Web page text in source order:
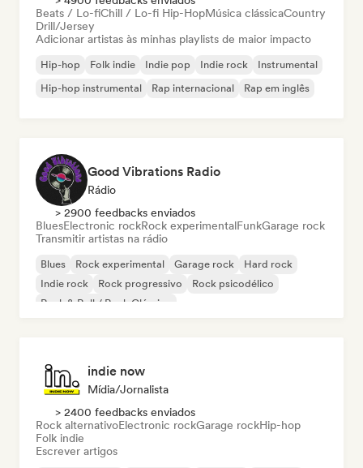
Beats / Lo-fiChill / Lo-fi Hip-HopMúsica clássicaCountry
Drill/Jersey
Adicionar artistas às minhas playlists de maior impacto
Hip-hop Folk indie Indie pop Indie rock
Instrumental
Hip-hop instrumental
Rap internacional Rap em inglês
Good Vibrations Radio
Rádio
> 2900 feedbacks enviados
BluesElectronic rockRock experimentalFunkGarage rock
Transmitir artistas na rádio
Blues Rock experimental Garage rock
Hard rock
Indie rock
Rock progressivo
Rock psicodélico
Rock & Roll / Rock Clássico
indie now
Mídia/Jornalista
> 2400 feedbacks enviados
Rock alternativoElectronic rockGarage rockHip-hop
Folk indie
Escrever artigos